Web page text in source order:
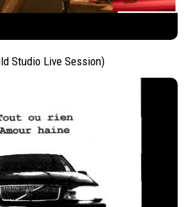
Studio Live Session)